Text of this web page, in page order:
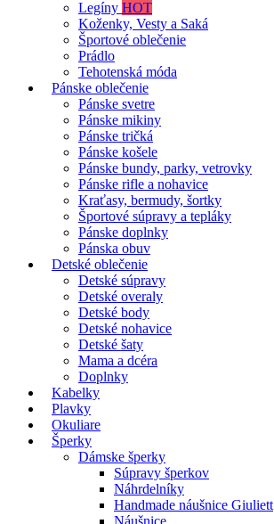
Legíny HOT
Koženky, Vesty a Saká
Športové oblečenie
Prádlo
Tehotenská móda
Pánske oblečenie
Pánske svetre
Pánske mikiny
Pánske tričká
Pánske košele
Pánske bundy, parky, vetrovky
Pánske rifle a nohavice
Kraťasy, bermudy, šortky
Športové súpravy a tepláky
Pánske doplnky
Pánska obuv
Detské oblečenie
Detské súpravy
Detské overaly
Detské body
Detské nohavice
Detské šaty
Mama a dcéra
Doplnky
Kabelky
Plavky
Okuliare
Šperky
Dámske šperky
Súpravy šperkov
Náhrdelníky
Handmade náušnice Giuliett
Náušnice